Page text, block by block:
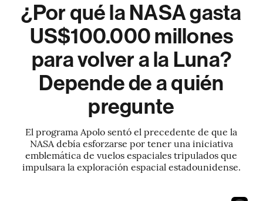
¿Por qué la NASA gasta
US$100.000 millones
para volver a la Luna?
Depende de a quién
pregunte
El programa Apolo sentó el precedente de que la
NASA debía esforzarse por tener una iniciativa
emblemática de vuelos espaciales tripulados que
impulsara la exploración espacial estadounidense.